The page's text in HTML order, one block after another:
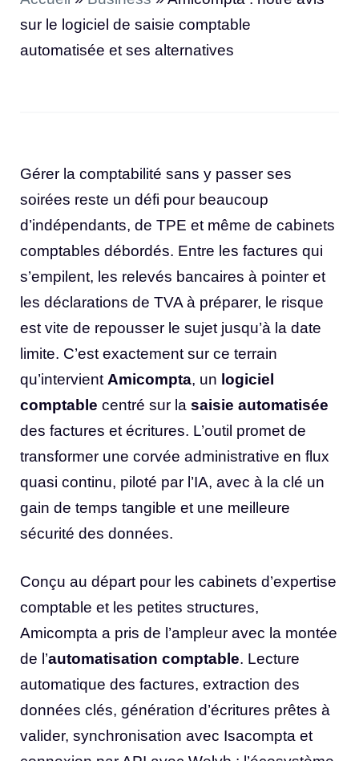
sur le logiciel de saisie comptable
automatisée et ses alternatives
Gérer la comptabilité sans y passer ses
soirées reste un défi pour beaucoup
d’indépendants, de TPE et même de cabinets
comptables débordés. Entre les factures qui
s’empilent, les relevés bancaires à pointer et
les déclarations de TVA à préparer, le risque
est vite de repousser le sujet jusqu’à la date
limite. C’est exactement sur ce terrain
qu’intervient Amicompta, un logiciel
comptable centré sur la saisie automatisée
des factures et écritures. L’outil promet de
transformer une corvée administrative en flux
quasi continu, piloté par l’IA, avec à la clé un
gain de temps tangible et une meilleure
sécurité des données.
Conçu au départ pour les cabinets d’expertise
comptable et les petites structures,
Amicompta a pris de l’ampleur avec la montée
de l’automatisation comptable. Lecture
automatique des factures, extraction des
données clés, génération d’écritures prêtes à
valider, synchronisation avec Isacompta et